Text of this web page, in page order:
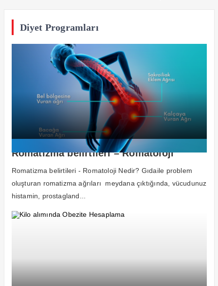
Diyet Programları
Romatizma belirtileri – Romatoloji
Romatizma belirtileri - Romatoloji Nedir? Gıdaile problem
oluşturan romatizma ağrıları meydana çıktığında, vücudunuz
histamin, prostagland...